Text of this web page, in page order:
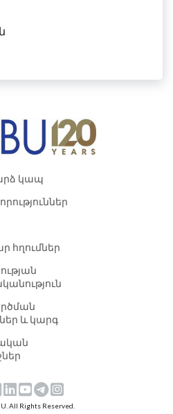
կապ
հղումներ
և կարգ
All Rights Reserved.